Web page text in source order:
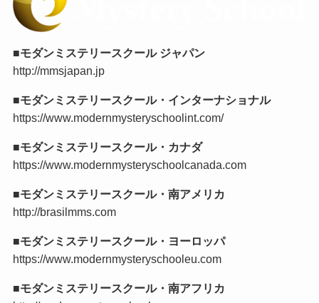
■モダンミステリースクール ジャパン
http://mmsjapan.jp
■モダンミステリースクール・インターナショナル
https://www.modernmysteryschoolint.com/
■モダンミステリースクール・カナダ
https://www.modernmysteryschoolcanada.com
■モダンミステリースクール・南アメリカ
http://brasilmms.com
■モダンミステリースクール・ヨーロッパ
https://www.modernmysteryschooleu.com
■モダンミステリースクール・南アフリカ